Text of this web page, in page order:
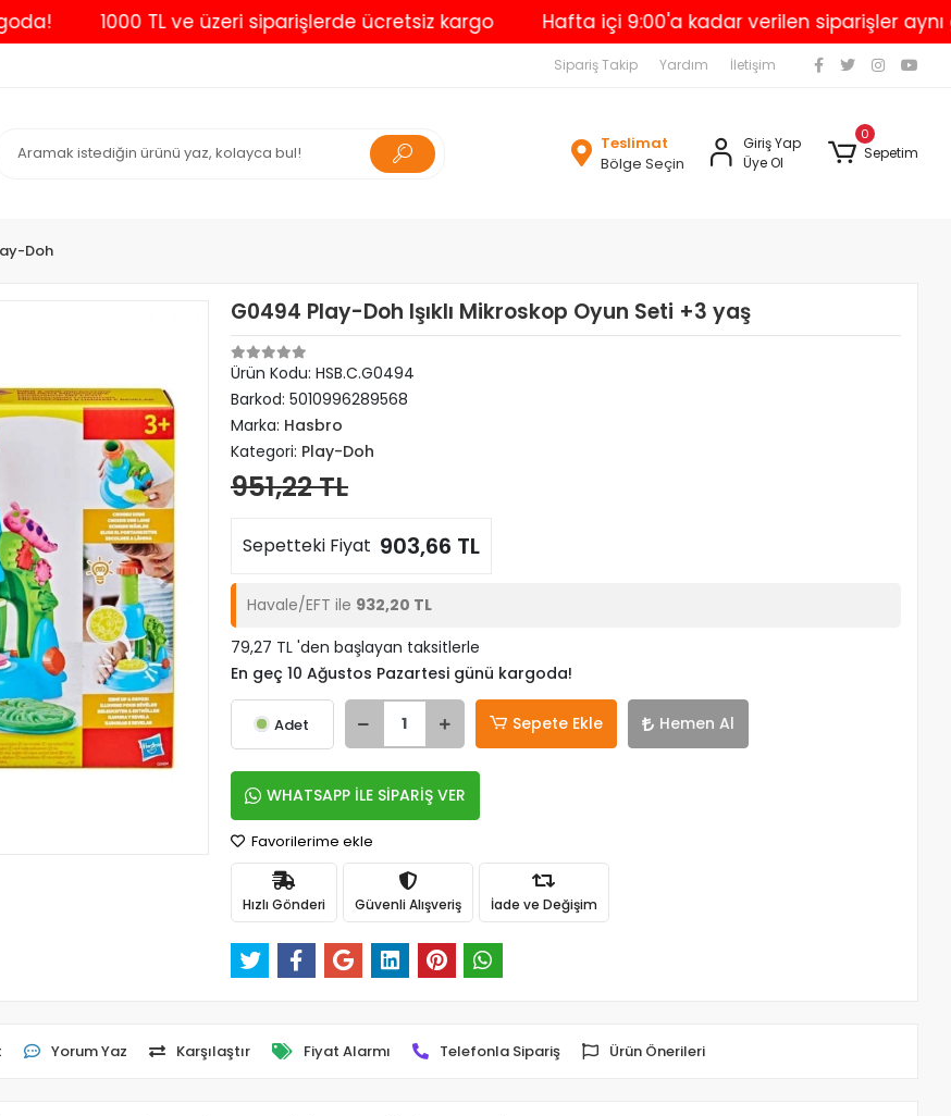
1000 TL ve üzeri siparişlerde ücretsiz kargo Hafta içi 9:00'a kadar verilen siparişler aynı gün
Sipariş Takip Yardım İletişim
Teslimat
Bölge Seçin
Giriş Yap
Üye Ol
0
Sepetim
Doh
G0494 Play-Doh Işıklı Mikroskop Oyun Seti +3 yaş
Ürün Kodu: HSB.C.G0494
Barkod: 5010996289568
Marka: Hasbro
Kategori: Play-Doh
951,22 TL
Sepetteki Fiyat 903,66 TL
Havale/EFT ile 932,20 TL
79,27 TL 'den başlayan taksitlerle
En geç 10 Ağustos Pazartesi günü kargoda!
Adet Sepete Ekle Hemen Al
WHATSAPP İLE SİPARİŞ VER
Favorilerime ekle
Hızlı Gönderi Güvenli Alışveriş İade ve Değişim
Yorum Yaz Karşılaştır Fiyat Alarmı Telefonla Sipariş Ürün Önerileri